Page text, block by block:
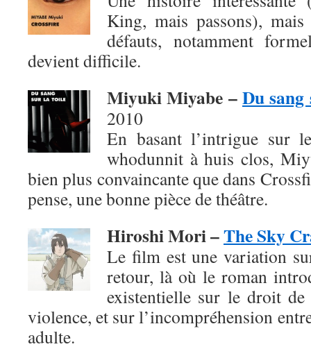
King, mais passons),
défauts, notamment
devient difficile.
Miyuki Miyabe –Du
2010
En basant l’intrigue sur
whodunnit à huis clos,
bien plus convaincante que dans
pense, une bonne pièce de théâtre.
Hiroshi Mori –The Sky
Le film est une variation
retour, là où le roman
existentielle sur le droit
violence, et sur l’incompréhension
adulte.